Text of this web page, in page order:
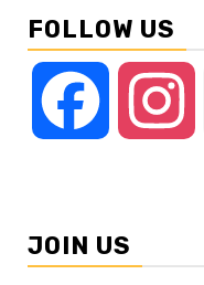
FOLLOW US
Facebook
JOIN US